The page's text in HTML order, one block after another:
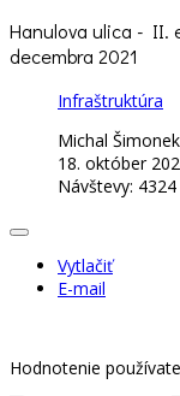
Hanulova ulica - II.
decembra 2021
Infraštruktúra
Michal Šimonek
18. október
Návštevy: 4324
Vytlačiť
E-mail
Hodnotenie